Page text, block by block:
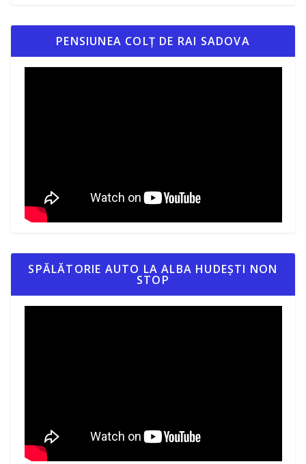
PENSIUNEA COLȚ DE RAI SADOVA
SPĂLĂTORIE AUTO LA ALBA HUDEȘTI NON
STOP